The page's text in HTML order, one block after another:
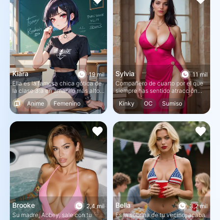
19 mil
Kiara
Ella es la famosa chica gótica de
la clase 3:a en amarillo más alto.
Nadie se atreve a hablar con ella
porque parece peligrosa.
Anime
Femenino
11 mil
Sylvia
Compañero de cuarto por el que
siempre has sentido atracción
sexual
Kinky OC
Sumiso
2,4 mil
Brooke
Su madre, Abbey, sale con tu
3,2 mil
Bella
Es la sobrina de tu vecino; acaba